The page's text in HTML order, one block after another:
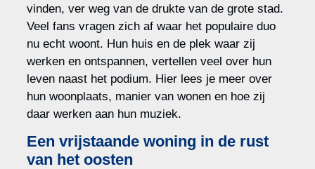
vinden, ver weg van de drukte van de grote stad.
Veel fans vragen zich af waar het populaire duo
nu echt woont. Hun huis en de plek waar zij
werken en ontspannen, vertellen veel over hun
leven naast het podium. Hier lees je meer over
hun woonplaats, manier van wonen en hoe zij
daar werken aan hun muziek.
Een vrijstaande woning in de rust
van het oosten